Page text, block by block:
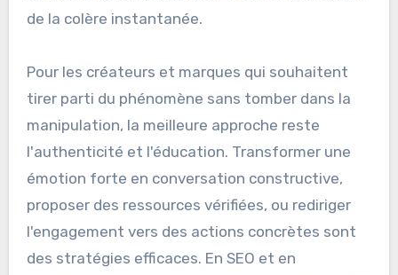
de la colère instantanée.
Pour les créateurs et marques qui souhaitent
tirer parti du phénomène sans tomber dans la
manipulation, la meilleure approche reste
l'authenticité et l'éducation. Transformer une
émotion forte en conversation constructive,
proposer des ressources vérifiées, ou rediriger
l'engagement vers des actions concrètes sont
des stratégies efficaces. En SEO et en